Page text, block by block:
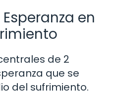
en
de 2
que se
del sufrimiento.